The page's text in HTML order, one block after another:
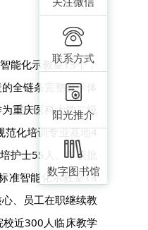
联系方式
阳光推介
数字图书馆
能化示教室13个；
全链条完整教学体
重庆医科大学二级
范化培训专业基地4
护士55人。年获批
准智能化示教室13
、员工在职继续教
校近300人临床教学